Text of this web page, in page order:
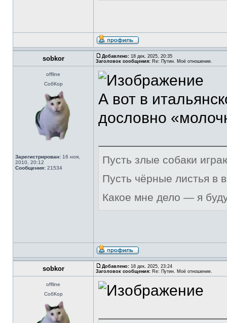
sobkor Добавлено: 18 дек, 2025, 20:35
Заголовок сообщения: Re: Путин. Моё отношение.
offline
СобКор
Зарегистрирован: 16 ноя,
2010, 20:12
Сообщения: 21534
А вот в
дословно
Пусть злые собаки
Пусть чёрные листья в
Какое мне дело — я
sobkor Добавлено: 18 дек, 2025, 23:24
Заголовок сообщения: Re: Путин. Моё отношение.
offline
СобКор